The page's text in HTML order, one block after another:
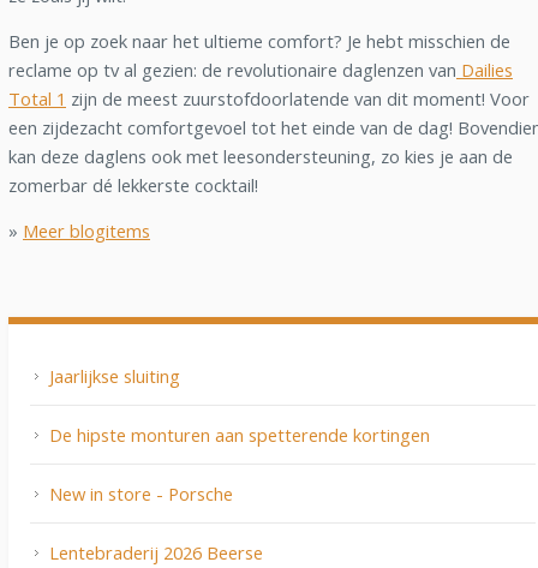
Ben je op zoek naar het ultieme comfort? Je hebt misschien de
reclame op tv al gezien: de revolutionaire daglenzen van Dailies
Total 1 zijn de meest zuurstofdoorlatende van dit moment! Voor
een zijdezacht comfortgevoel tot het einde van de dag!
kan deze daglens ook met leesondersteuning, zo kies je aan de
zomerbar dé lekkerste cocktail!
» Meer blogitems
Jaarlijkse sluiting
De hipste monturen aan spetterende kortingen
New in store - Porsche
Lentebraderij 2026 Beerse